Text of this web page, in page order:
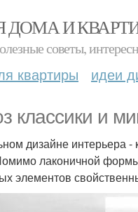
ДОМА И
советы,
квартиры идеи
классики и
дизайне интерьера
лаконичной
элементов